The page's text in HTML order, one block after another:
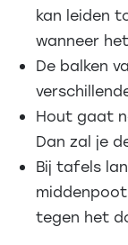
kan leiden
wanneer
De balken
Hout gaat
Dan zal je
Bij tafels
tegen het